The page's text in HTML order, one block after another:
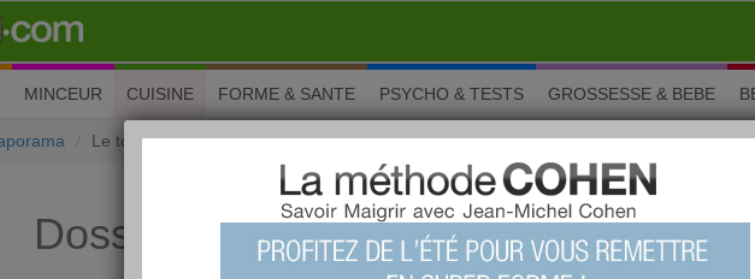
MINCEUR CUISINE FORME & SANTE PSYCHO & TESTS GROSSESSE & BEBE
Le top 10 de nos recettes rapides et pas chères
Dossiers Cuisine